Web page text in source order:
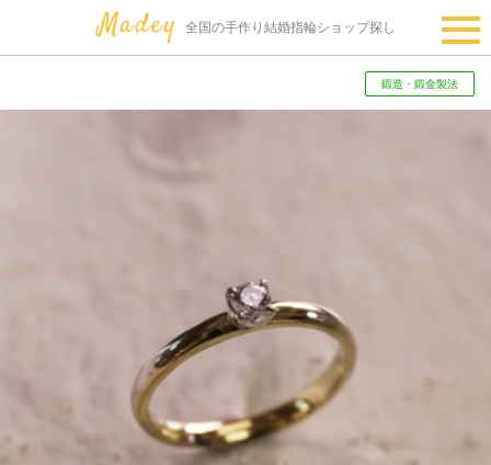
全国の手作り結婚指輪ショップ探し
鍛造・鍛金製法